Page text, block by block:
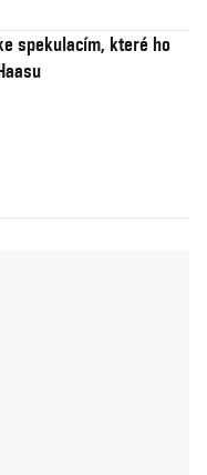
spekulacím, které ho